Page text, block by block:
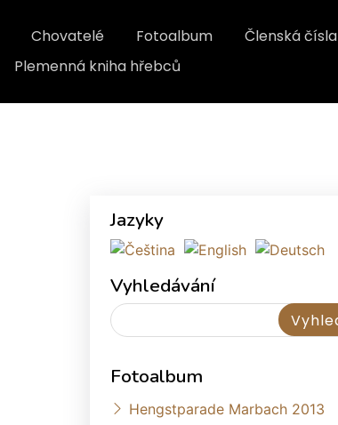
Chovatelé Fotoalbum
Členská čísla
Plemenná kniha hřebců
Jazyky
Vyhledávání
Fotoalbum
Hengstparade Marbach 2013